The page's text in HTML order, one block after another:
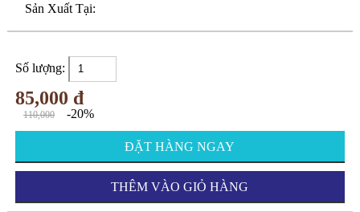
Sản Xuất Tại:
Số lượng:
85,000 đ
110,000 -20%
ĐẶT HÀNG NGAY
THÊM VÀO GIỎ HÀNG